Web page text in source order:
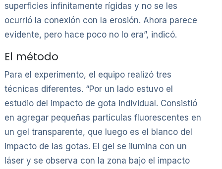
superficies infinitamente rígidas y no se les
ocurrió la conexión con la erosión. Ahora parece
evidente, pero hace poco no lo era”, indicó.
El método
Para el experimento, el equipo realizó tres
técnicas diferentes. “Por un lado estuvo el
estudio del impacto de gota individual. Consistió
en agregar pequeñas partículas fluorescentes en
un gel transparente, que luego es el blanco del
impacto de las gotas. El gel se ilumina con un
láser y se observa con la zona bajo el impacto